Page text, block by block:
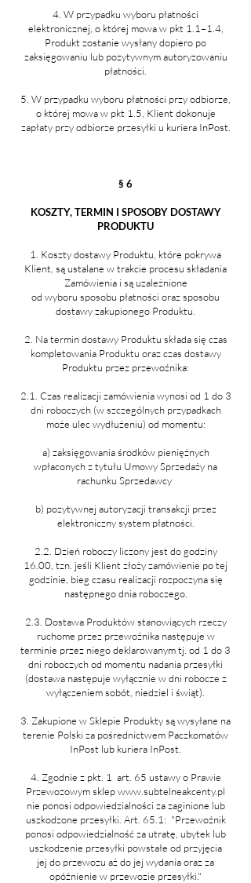
4. W przypadku wyboru płatności
elektronicznej, o której mowa w pkt 1.1–1.4,
Produkt zostanie wysłany dopiero po
zaksięgowaniu lub pozytywnym autoryzowaniu
płatności.
5. W przypadku wyboru płatności przy odbiorze,
o której mowa w pkt 1.5, Klient dokonuje
zapłaty przy odbiorze przesyłki u kuriera InPost.
§ 6
KOSZTY, TERMIN I SPOSOBY DOSTAWY
PRODUKTU
Koszty dostawy Produktu, które pokrywa
Klient, są ustalane w trakcie procesu składania
Zamówienia i są uzależnione
od wyboru sposobu płatności oraz sposobu
dostawy zakupionego Produktu.
2. Na termin dostawy Produktu składa się czas
kompletowania Produktu oraz czas dostawy
Produktu przez przewoźnika:
2.1. Czas realizacji zamówienia wynosi od 1 do 3
dni roboczych (w szczególnych przypadkach
może ulec wydłużeniu) od momentu:
a) zaksięgowania środków pieniężnych
wpłaconych z tytułu Umowy Sprzedaży na
rachunku Sprzedawcy
b) pozytywnej autoryzacji transakcji przez
elektroniczny system płatności.
2.2. Dzień roboczy liczony jest do godziny
16.00, tzn. jeśli Klient złoży zamówienie po tej
godzinie, bieg czasu realizacji rozpoczyna się
następnego dnia roboczego.
2.3. Dostawa Produktów stanowiących rzeczy
ruchome przez przewoźnika następuje w
terminie przez niego deklarowanym tj. od 1 do 3
dni roboczych od momentu nadania przesyłki
(dostawa następuje wyłącznie w dni robocze z
wyłączeniem sobót, niedziel i świąt).
3. Zakupione w Sklepie Produkty są wysyłane na
terenie Polski za pośrednictwem Paczkomatów
InPost lub kuriera InPost.
4. Zgodnie z pkt. 1 art. 65 ustawy o Prawie
Przewozowym sklepwww.subtelneakcenty.pl
nie ponosi odpowiedzialności za zaginione lub
uszkodzone przesyłki. Art. 65.1: "Przewoźnik
ponosi odpowiedzialność za utratę, ubytek lub
uszkodzenie przesyłki powstałe od przyjęcia
jej do przewozu aż do jej wydania oraz za
opóźnienie w przewozie przesyłki."